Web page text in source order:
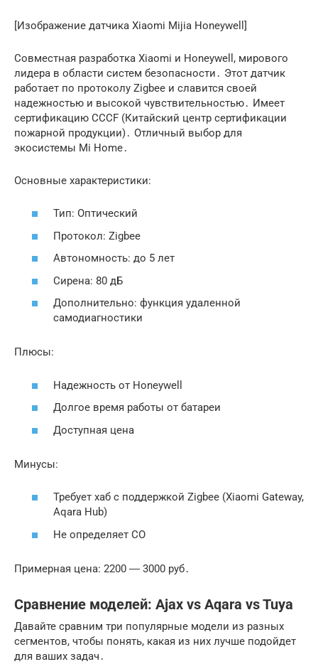
[Изображение датчика Xiaomi Mijia Honeywell]
Совместная разработка Xiaomi и Honeywell, мирового
лидера в области систем безопасности․ Этот датчик
работает по протоколу Zigbee и славится своей
надежностью и высокой чувствительностью․ Имеет
сертификацию CCCF (Китайский центр сертификации
пожарной продукции)․ Отличный выбор для
экосистемы Mi Home․
Основные характеристики:
Тип: Оптический
Протокол: Zigbee
Автономность: до 5 лет
Сирена: 80 дБ
Дополнительно: функция удаленной
самодиагностики
Плюсы:
Надежность от Honeywell
Долгое время работы от батареи
Доступная цена
Минусы:
Требует хаб с поддержкой Zigbee (Xiaomi Gateway,
Aqara Hub)
Не определяет CO
Примерная цена: 2200 ― 3000 руб․
Сравнение моделей: Ajax vs Aqara vs Tuya
Давайте сравним три популярные модели из разных
сегментов, чтобы понять, какая из них лучше подойдет
для ваших задач․